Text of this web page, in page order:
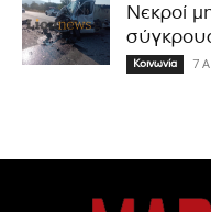
Νεκροί
Κοινωνία 7